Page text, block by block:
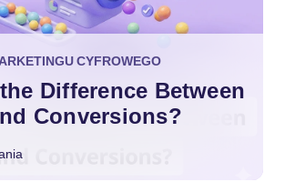
CYFROWEGO
Difference Between
Conversions?